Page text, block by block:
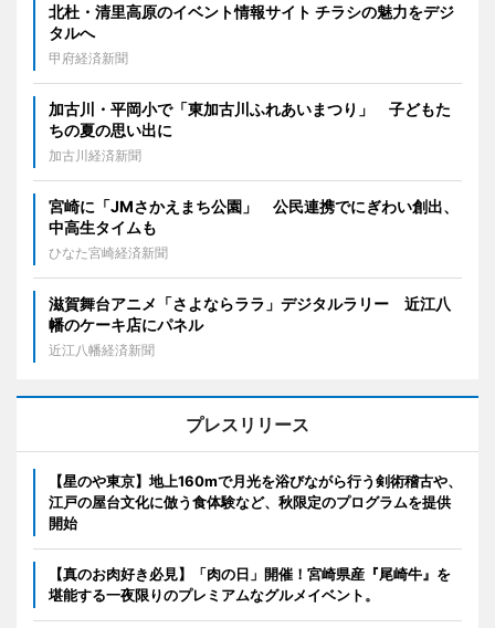
北杜・清里高原のイベント情報サイト チラシの魅力をデジ
タルへ
甲府経済新聞
加古川・平岡小で「東加古川ふれあいまつり」 子どもた
ちの夏の思い出に
加古川経済新聞
宮崎に「JMさかえまち公園」 公民連携でにぎわい創出、
中高生タイムも
ひなた宮崎経済新聞
滋賀舞台アニメ「さよならララ」デジタルラリー 近江八
幡のケーキ店にパネル
近江八幡経済新聞
プレスリリース
【星のや東京】地上160mで月光を浴びながら行う剣術稽古や、
江戸の屋台文化に倣う食体験など、秋限定のプログラムを提供
開始
【真のお肉好き必見】「肉の日」開催！宮崎県産『尾崎牛』を
堪能する一夜限りのプレミアムなグルメイベント。